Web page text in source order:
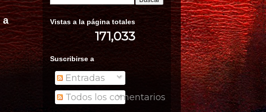
a
Vistas a la página totales
171,033
Suscribirse a
Entradas
Todos los comentarios